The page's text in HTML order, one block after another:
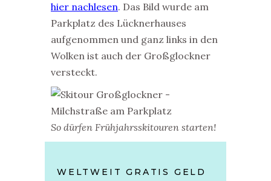
hier nachlesen. Das Bild wurde am
Parkplatz des Lücknerhauses
aufgenommen und ganz links in den
Wolken ist auch der Großglockner
versteckt.
So dürfen Frühjahrsskitouren starten!
WELTWEIT GRATIS GELD